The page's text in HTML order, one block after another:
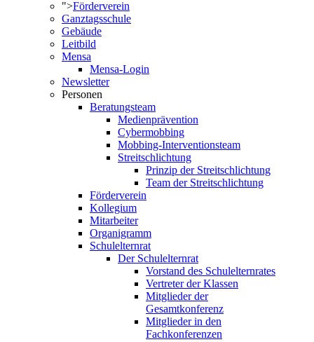
">Förderverein
Ganztagsschule
Gebäude
Leitbild
Mensa
Mensa-Login
Newsletter
Personen
Beratungsteam
Medienprävention
Cybermobbing
Mobbing-Interventionsteam
Streitschlichtung
Prinzip der Streitschlichtung
Team der Streitschlichtung
Förderverein
Kollegium
Mitarbeiter
Organigramm
Schulelternrat
Der Schulelternrat
Vorstand des Schulelternrates
Vertreter der Klassen
Mitglieder der
Gesamtkonferenz
Mitglieder in den
Fachkonferenzen